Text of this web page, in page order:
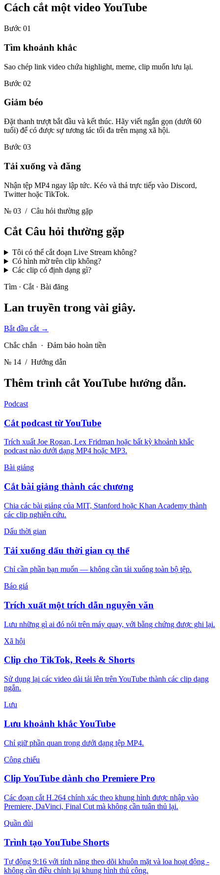
Cách cắt một video YouTube
Bước 01
Tìm khoảnh khắc
Sao chép link video chứa highlight, meme, clip muốn lưu lại.
Bước 02
Giảm béo
Đặt thanh trượt bắt đầu và kết thúc. Hãy viết ngắn gọn (dưới 60
tuổi) để có được sự tương tác tối đa trên mạng xã hội.
Bước 03
Tải xuống và đăng
Nhận tệp MP4 ngay lập tức. Kéo và thả trực tiếp vào Discord,
Twitter hoặc TikTok.
№ 03 / Câu hỏi thường gặp
Cắt Câu hỏi thường gặp
Tôi có thể cắt đoạn Live Stream không?
Có hình mờ trên clip không?
Các clip có định dạng gì?
Tìm · Cắt · Bài đăng
Lan truyền trong vài giây.
Bắt đầu cắt →
Chắc chắn · Đảm bảo hoàn tiền
№ 14 / Hướng dẫn
Thêm trình cắt YouTube hướng dẫn.
Podcast
Cắt podcast từ YouTube
Trích xuất Joe Rogan, Lex Fridman hoặc bất kỳ khoảnh khắc
podcast nào dưới dạng MP4 hoặc MP3.
Bài giảng
Cắt bài giảng thành các chương
Chia các bài giảng của MIT, Stanford hoặc Khan Academy thành
các clip nghiên cứu.
Dấu thời gian
Tải xuống dấu thời gian cụ thể
Chỉ cần phần bạn muốn — không cần tải xuống toàn bộ tệp.
Báo giá
Trích xuất một trích dẫn nguyên văn
Lưu những gì ai đó nói trên máy quay, với bằng chứng được ghi lại.
Xã hội
Clip cho TikTok, Reels & Shorts
Sử dụng lại các video dài tải lên trên YouTube thành các clip dạng
ngắn.
Lưu
Lưu khoảnh khắc YouTube
Chỉ giữ phần quan trọng dưới dạng tệp MP4.
Công chiếu
Clip YouTube dành cho Premiere Pro
Các đoạn cắt H.264 chính xác theo khung hình được nhập vào
Premiere, DaVinci, Final Cut mà không cần tuân thủ lại.
Quần đùi
Trình tạo YouTube Shorts
Tự động 9:16 với tính năng theo dõi khuôn mặt và loa hoạt động -
không cần điều chỉnh lại khung hình thủ công.